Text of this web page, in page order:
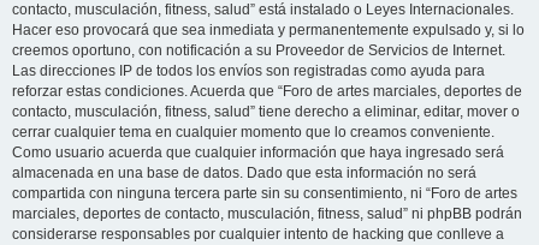
contacto, musculación, fitness, salud” está instalado o Leyes Internacionales.
Hacer eso provocará que sea inmediata y permanentemente expulsado y, si lo
creemos oportuno, con notificación a su Proveedor de Servicios de Internet.
Las direcciones IP de todos los envíos son registradas como ayuda para
reforzar estas condiciones. Acuerda que “Foro de artes marciales, deportes de
contacto, musculación, fitness, salud” tiene derecho a eliminar, editar, mover o
cerrar cualquier tema en cualquier momento que lo creamos conveniente.
Como usuario acuerda que cualquier información que haya ingresado será
almacenada en una base de datos. Dado que esta información no será
compartida con ninguna tercera parte sin su consentimiento, ni “Foro de artes
marciales, deportes de contacto, musculación, fitness, salud” ni phpBB podrán
considerarse responsables por cualquier intento de hacking que conlleve a